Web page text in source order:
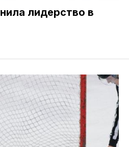
лидерство в